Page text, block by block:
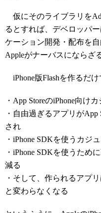
仮にそのライブラリを
るとすれば、デベロッパ
ケーション開発・配布を
Appleがナーバスにならざ
iPhone版Flashを作るだけ
・App StoreのiPhone向け
・自由過ぎるアプリが
され
・iPhone SDKを使うカジ
・iPhone SDKを使うため
減る
・そして、作られるアプ
と変わらなくなる